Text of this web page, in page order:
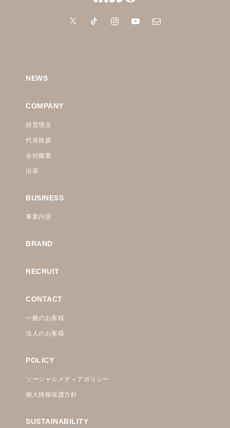
NEWS
COMPANY
経営理念
代表挨拶
会社概要
沿革
BUSINESS
事業内容
BRAND
RECRUIT
CONTACT
一般のお客様
法人のお客様
POLICY
ソーシャルメディアポリシー
個人情報保護方針
SUSTAINABILITY